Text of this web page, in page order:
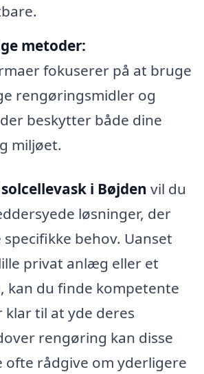
metoder:
fokuserer på at bruge
rengøringsmidler og
beskytter både dine
miljøet.
solcellevask i Bøjden vil du
løsninger, der
behov. Uanset
privat anlæg eller et
kan du finde kompetente
til at yde deres
rengøring kan disse
ofte rådgive om yderligere